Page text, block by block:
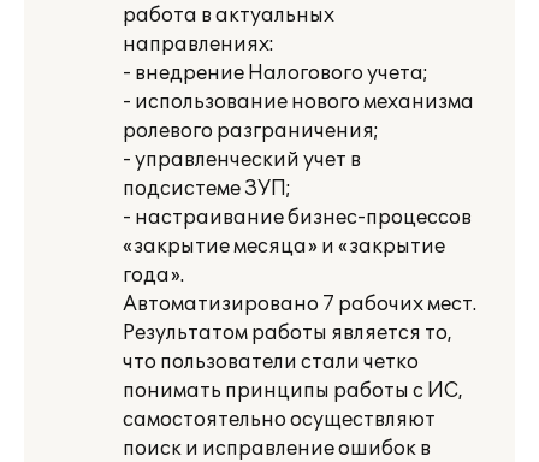
работа в актуальных
направлениях:
- внедрение Налогового учета;
- использование нового механизма
ролевого разграничения;
- управленческий учет в
подсистеме ЗУП;
- настраивание бизнес-процессов
«закрытие месяца» и «закрытие
года».
Автоматизировано 7 рабочих мест.
Результатом работы является то,
что пользователи стали четко
понимать принципы работы с ИС,
самостоятельно осуществляют
поиск и исправление ошибок в